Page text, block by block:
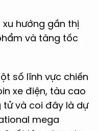
hướng gần thị
và tăng tốc
số lĩnh vực chiến
xe điện, tàu cao
tử và coi đây là dự
mega